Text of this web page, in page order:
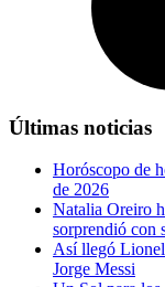
Últimas noticias
Horóscopo de
de 2026
Natalia Oreiro
sorprendió con
Así llegó Lionel
Jorge Messi